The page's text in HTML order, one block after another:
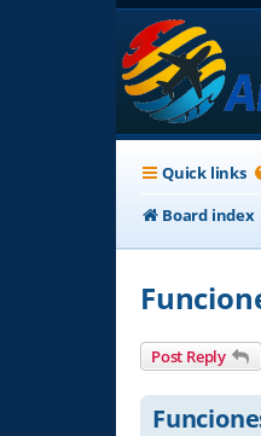
Quick links
Board index
Post Reply